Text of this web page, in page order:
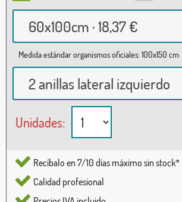
60x100cm · 18,37 €
Medida estándar organismos oficiales: 100x150 cm
2 anillas lateral izquierdo
Unidades:
Recíbalo en 7/10 días máximo sin stock*
Calidad profesional